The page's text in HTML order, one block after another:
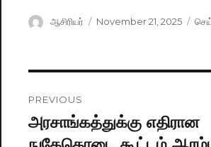
Author
ஆசிரியர்
Posted
November 21, 2025
navigation
PREVIOUS
Previous
post:
அரசாங்கத்துக்கு எதிரான